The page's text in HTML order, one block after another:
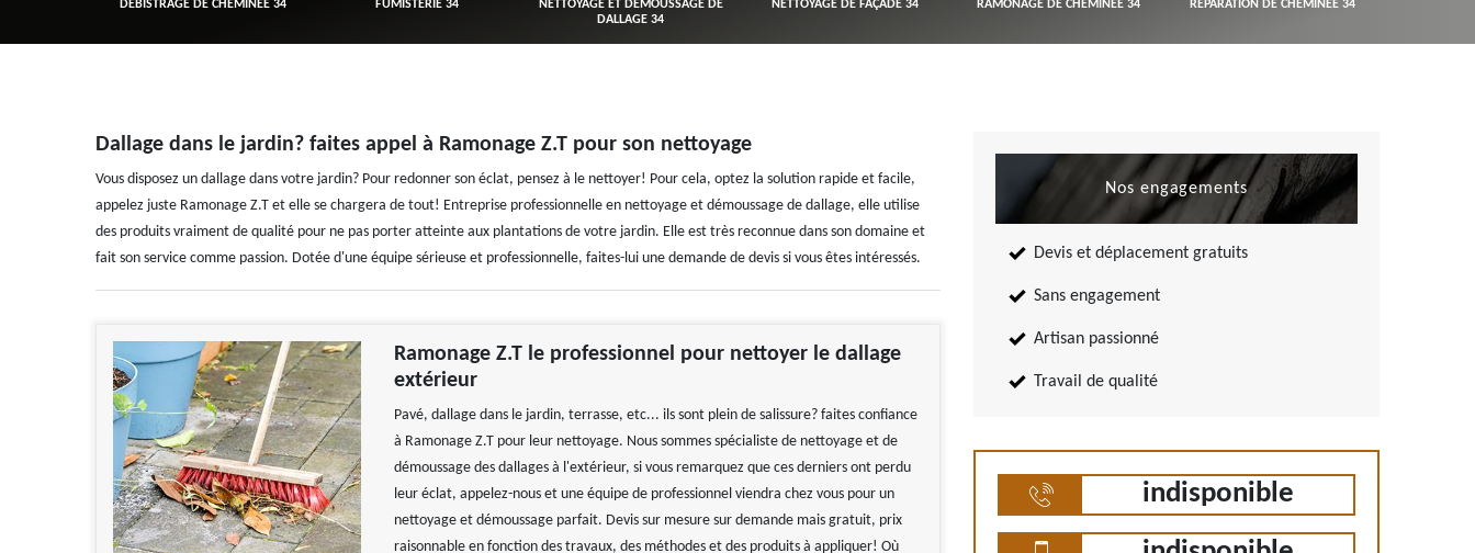
DÉBISTRAGE DE CHEMINÉE 34 FUMISTERIE 34
NETTOYAGE ET DÉMOUSSAGE DE
DALLAGE 34
NETTOYAGE DE FAÇADE 34 RAMONAGE DE CHEMINÉE 34 RÉPARATION DE CHEMINÉE 34
Dallage dans le jardin? faites appel à Ramonage Z.T pour son nettoyage
Vous disposez un dallage dans votre jardin? Pour redonner son éclat, pensez à le nettoyer! Pour cela, optez la solution rapide et facile,
appelez juste Ramonage Z.T et elle se chargera de tout! Entreprise professionnelle en nettoyage et démoussage de dallage, elle utilise
des produits vraiment de qualité pour ne pas porter atteinte aux plantations de votre jardin. Elle est très reconnue dans son domaine et
fait son service comme passion. Dotée d'une équipe sérieuse et professionnelle, faites-lui une demande de devis si vous êtes intéressés.
Ramonage Z.T le professionnel pour nettoyer le dallage
extérieur
Pavé, dallage dans le jardin, terrasse, etc... ils sont plein de salissure? faites confiance
à Ramonage Z.T pour leur nettoyage. Nous sommes spécialiste de nettoyage et de
démoussage des dallages à l'extérieur, si vous remarquez que ces derniers ont perdu
leur éclat, appelez-nous et une équipe de professionnel viendra chez vous pour un
nettoyage et démoussage parfait. Devis sur mesure sur demande mais gratuit, prix
raisonnable en fonction des travaux, des méthodes et des produits à appliquer! Où
Nos engagements
Devis et déplacement gratuits
Sans engagement
Artisan passionné
Travail de qualité
indisponible